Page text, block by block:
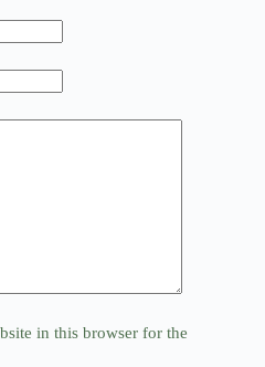
in this browser for the